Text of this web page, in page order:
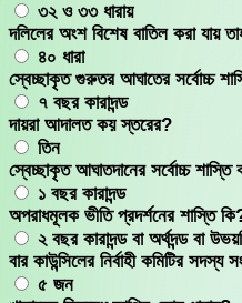
৩২ ও ৩৩ ধারায়
দলিলের অংশ বিশেষ বাতিল করা যায়
৪০ ধারা
স্বেচ্ছাকৃত গুরুতর আঘাতের সর্বোচ্চ
৭ বছর কারাদন্ড
দায়রা আদালত কয় স্তরের?
তিন
স্বেচ্ছাকৃত আঘাতদানের সর্বোচ্চ
১ বছর কারাদন্ড
অপরাধমূলক ভীতি প্রদর্শনের শাস্তি
২ বছর কারাদন্ড বা অর্থদন্ড বা
বার কাউন্সিলের নির্বাহী কমিটির সদস্য
৫ জন